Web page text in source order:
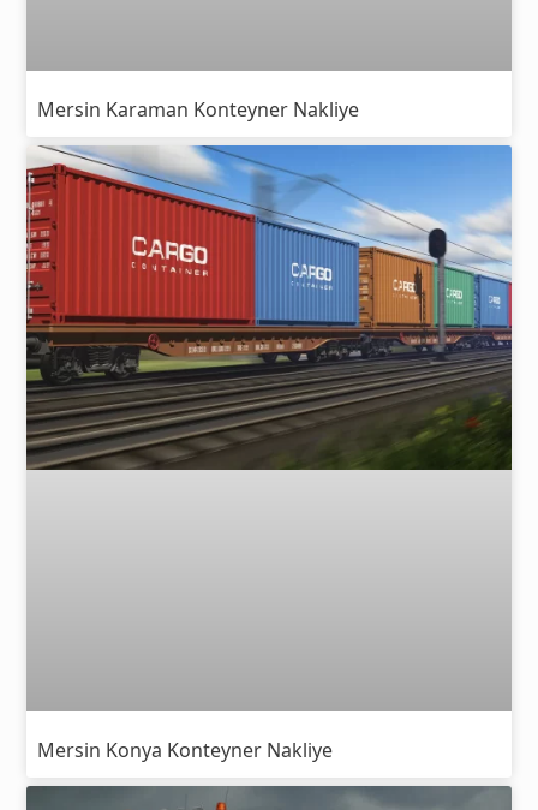
Mersin Karaman Konteyner Nakliye
Mersin Konya Konteyner Nakliye